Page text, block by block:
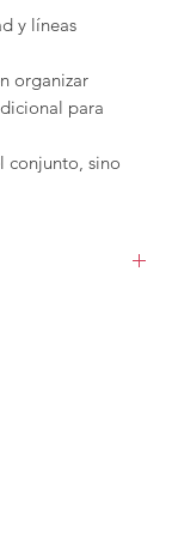
y líneas
organizar
para
conjunto, sino
se pueden